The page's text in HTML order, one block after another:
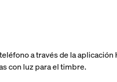
a través de la aplicación
con luz para el timbre.